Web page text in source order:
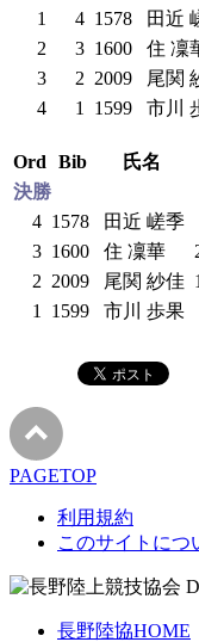
1
4 1578 田近
2
3 1600 住 凜
3
2 2009 尾関
4
1 1599 市川
Ord Bib 氏名
決勝
4 1578 田近 嵯季
3 1600 住 凜華
2 2009 尾関 紗佳
1
1599 市川 歩果
PAGETOP
利用規約
このサイトにつ
長野陸協HOME